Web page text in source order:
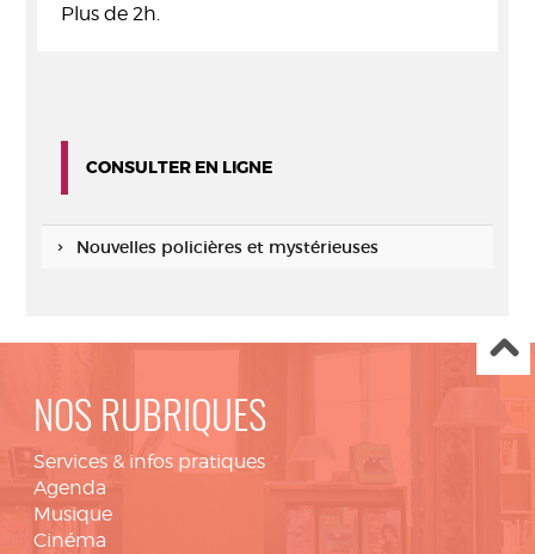
Plus de 2h.
CONSULTER EN LIGNE
Nouvelles policières et mystérieuses
NOS RUBRIQUES
Services & infos pratiques
Agenda
Musique
Cinéma